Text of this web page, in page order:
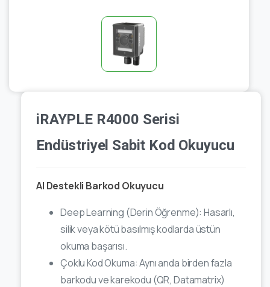
iRAYPLE R4000 Serisi
Endüstriyel Sabit Kod Okuyucu
AI Destekli Barkod Okuyucu
Deep Learning (Derin Öğrenme): Hasarlı,
silik veya kötü basılmış kodlarda üstün
okuma başarısı.
Çoklu Kod Okuma: Aynı anda birden fazla
barkodu ve karekodu (QR, Datamatrix)